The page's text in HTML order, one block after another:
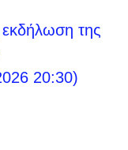
εκδήλωση της
20:30)